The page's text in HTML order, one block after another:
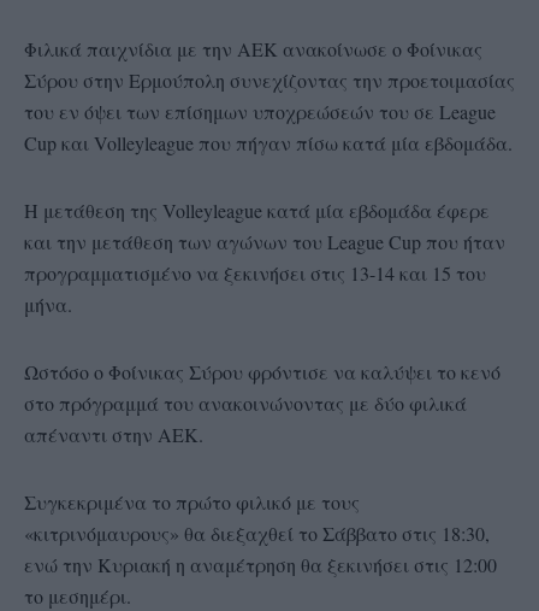
Φιλικά παιχνίδια με την ΑΕΚ ανακοίνωσε ο Φοίνικας
Σύρου στην Ερμούπολη συνεχίζοντας την προετοιμασίας
του εν όψει των επίσημων υποχρεώσεών του σε League
Cup και Volleyleague που πήγαν πίσω κατά μία εβδομάδα.
Η μετάθεση της Volleyleague κατά μία εβδομάδα έφερε
και την μετάθεση των αγώνων του League Cup που ήταν
προγραμματισμένο να ξεκινήσει στις 13-14 και 15 του
μήνα.
Ωστόσο ο Φοίνικας Σύρου φρόντισε να καλύψει το κενό
στο πρόγραμμά του ανακοινώνοντας με δύο φιλικά
απέναντι στην ΑΕΚ.
Συγκεκριμένα το πρώτο φιλικό με τους
«κιτρινόμαυρους» θα διεξαχθεί το Σάββατο στις 18:30,
ενώ την Κυριακή η αναμέτρηση θα ξεκινήσει στις 12:00
το μεσημέρι.